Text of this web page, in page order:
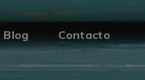
Blog Contacto